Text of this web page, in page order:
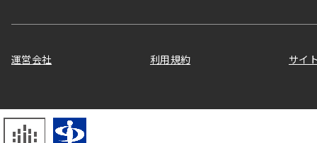
運営会社 利用規約 サイ